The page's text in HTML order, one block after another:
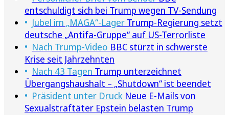
entschuldigt sich bei Trump wegen TV-Sendung
Jubel im „MAGA“-Lager Trump-Regierung setzt
deutsche „Antifa-Gruppe“ auf US-Terrorliste
Nach Trump-Video BBC stürzt in schwerste
Krise seit Jahrzehnten
Nach 43 Tagen Trump unterzeichnet
Übergangshaushalt – „Shutdown“ ist beendet
Präsident unter Druck Neue E-Mails von
Sexualstraftäter Epstein belasten Trump